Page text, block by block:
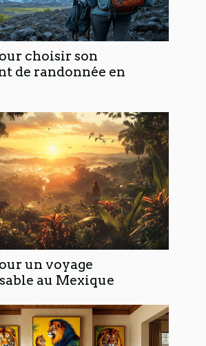
choisir son
de randonnée en
un voyage
au Mexique